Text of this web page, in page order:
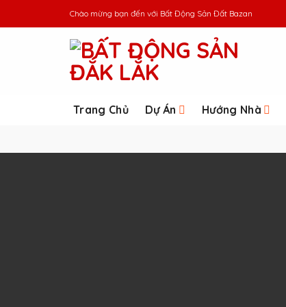
to
Chào mừng bạn đến với Bất Động Sản Đất Bazan
Trang Chủ Dự Án Hướng Nhà